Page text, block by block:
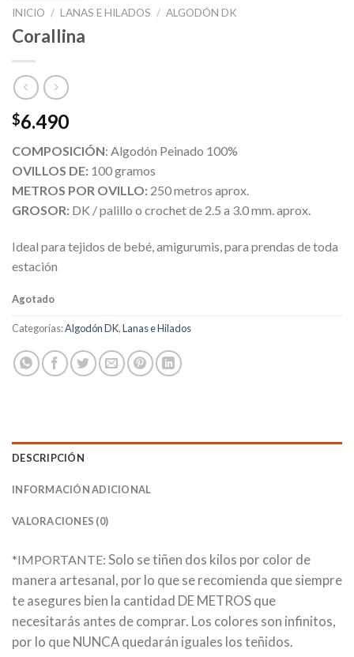
INICIO / LANAS E HILADOS / ALGODÓN DK
Corallina
$6.490
COMPOSICIÓN: Algodón Peinado 100%
OVILLOS DE: 100 gramos
METROS POR OVILLO: 250 metros aprox.
GROSOR: DK / palillo o crochet de 2.5 a 3.0 mm. aprox.
Ideal para tejidos de bebé, amigurumis, para prendas de toda
estación
Agotado
Categorías:Algodón DK,Lanas e Hilados
DESCRIPCIÓN
INFORMACIÓN ADICIONAL
VALORACIONES (0)
*IMPORTANTE: Solo se tiñen dos kilos por color de
manera artesanal, por lo que se recomienda que siempre
te asegures bien la cantidad DE METROS que
necesitarás antes de comprar. Los colores son infinitos,
por lo que NUNCA quedarán iguales los teñidos.